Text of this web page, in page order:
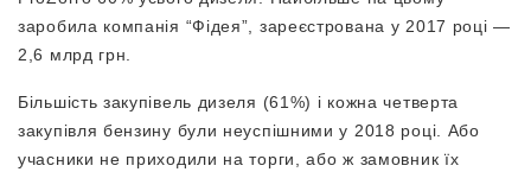
заробила компанія “Фідея”, зареєстрована у 2017 році —
2,6 млрд грн.
Більшість закупівель дизеля (61%) і кожна четверта
закупівля бензину були неуспішними у 2018 році. Або
учасники не приходили на торги, або ж замовник їх